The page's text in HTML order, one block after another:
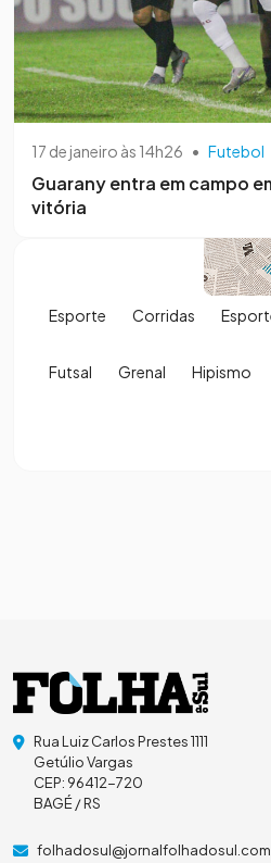
17 de janeiro às 14h26 • Futebol
Guarany entra em campo
vitória
Esporte Corridas
Futsal Grenal Hipismo
Rua Luiz Carlos Prestes 1111
Getúlio Vargas
CEP: 96412-720
BAGÉ / RS